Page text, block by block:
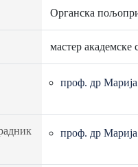
Органска
мастер академске
проф. др
проф. др